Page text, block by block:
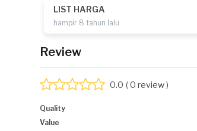
LIST HARGA
hampir 8 tahun lalu
Review
0.0 ( 0 review )
Quality
Value